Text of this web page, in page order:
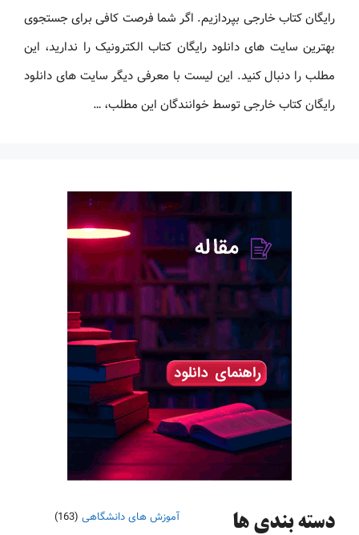
رایگان کتاب خارجی بپردازیم. اگر شما فرصت کافی برای جستجوی
بهترین سایت های دانلود رایگان کتاب الکترونیک را ندارید، این
مطلب را دنبال کنید. این لیست با معرفی دیگر سایت های دانلود
رایگان کتاب خارجی توسط خوانندگان این مطلب، …
دسته‌ بندی ها آموزش های دانشگاهی (163)